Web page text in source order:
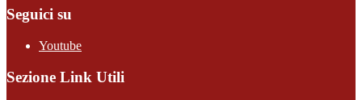
Seguici su
Youtube
Sezione Link Utili